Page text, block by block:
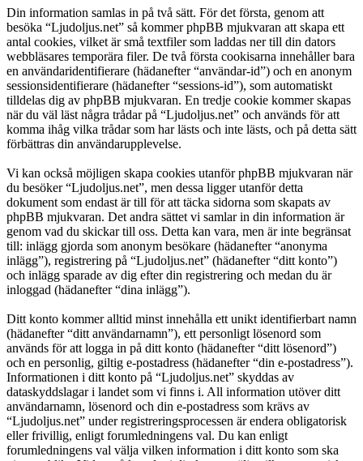
Din information samlas in på två sätt. För det första, genom att
besöka “Ljudoljus.net” så kommer phpBB mjukvaran att skapa ett
antal cookies, vilket är små textfiler som laddas ner till din dators
webbläsares temporära filer. De två första cookisarna innehåller bara
en användaridentifierare (hädanefter “användar-id”) och en anonym
sessionsidentifierare (hädanefter “sessions-id”), som automatiskt
tilldelas dig av phpBB mjukvaran. En tredje cookie kommer skapas
när du väl läst några trådar på “Ljudoljus.net” och används för att
komma ihåg vilka trådar som har lästs och inte lästs, och på detta sätt
förbättras din användarupplevelse.
Vi kan också möjligen skapa cookies utanför phpBB mjukvaran när
du besöker “Ljudoljus.net”, men dessa ligger utanför detta
dokument som endast är till för att täcka sidorna som skapats av
phpBB mjukvaran. Det andra sättet vi samlar in din information är
genom vad du skickar till oss. Detta kan vara, men är inte begränsat
till: inlägg gjorda som anonym besökare (hädanefter “anonyma
inlägg”), registrering på “Ljudoljus.net” (hädanefter “ditt konto”)
och inlägg sparade av dig efter din registrering och medan du är
inloggad (hädanefter “dina inlägg”).
Ditt konto kommer alltid minst innehålla ett unikt identifierbart namn
(hädanefter “ditt användarnamn”), ett personligt lösenord som
används för att logga in på ditt konto (hädanefter “ditt lösenord”)
och en personlig, giltig e-postadress (hädanefter “din e-postadress”).
Informationen i ditt konto på “Ljudoljus.net” skyddas av
dataskyddslagar i landet som vi finns i. All information utöver ditt
användarnamn, lösenord och din e-postadress som krävs av
“Ljudoljus.net” under registreringsprocessen är endera obligatorisk
eller frivillig, enligt forumledningens val. Du kan enligt
forumledningens val välja vilken information i ditt konto som ska